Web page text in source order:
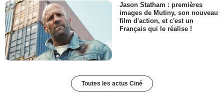
Jason Statham : premières
images de Mutiny, son nouveau
film d'action, et c'est un
Français qui le réalise !
Toutes les actus Ciné